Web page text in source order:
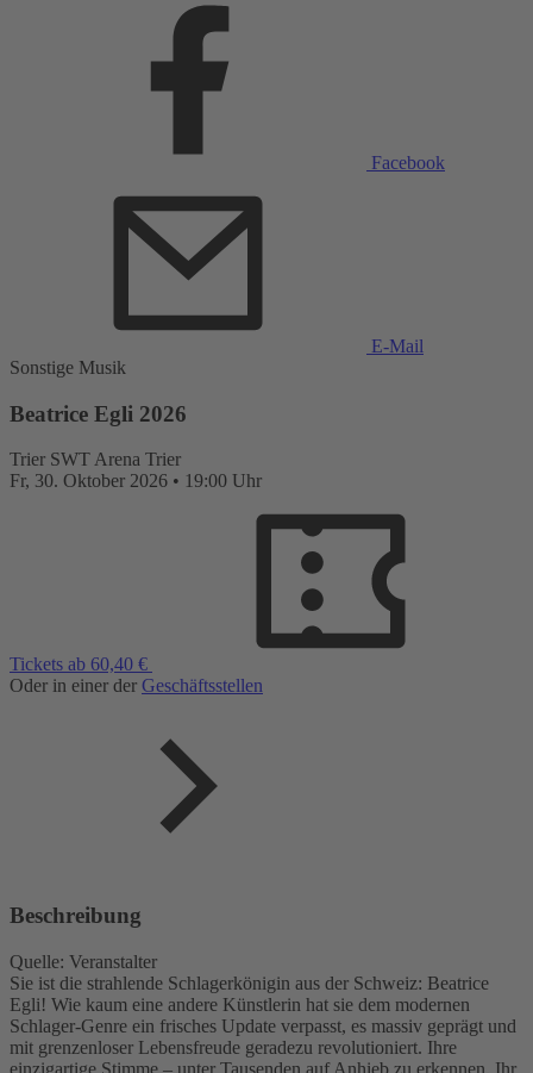
Facebook
E-Mail
Sonstige Musik
Beatrice Egli 2026
Trier SWT Arena Trier
Fr, 30. Oktober 2026 • 19:00 Uhr
Tickets ab 60,40 €
Oder in einer der Geschäftsstellen
Beschreibung
Quelle: Veranstalter
Sie ist die strahlende Schlagerkönigin aus der Schweiz: Beatrice
Egli! Wie kaum eine andere Künstlerin hat sie dem modernen
Schlager-Genre ein frisches Update verpasst, es massiv geprägt und
mit grenzenloser Lebensfreude geradezu revolutioniert. Ihre
einzigartige Stimme – unter Tausenden auf Anhieb zu erkennen. Ihr